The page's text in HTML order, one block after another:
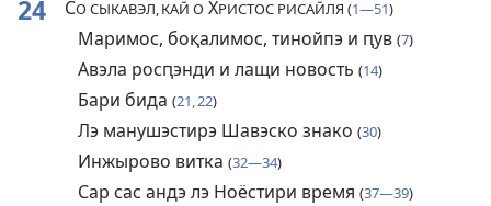
24 СО СЫКАВЭЛ, КАЙ О ХРИСТОС РИСАЙЛЯ (1—51)
Маримос, боқалимос, тинойпэ и ԥув (7)
Авэла росԥэнди и лащи новость (14)
Бари бида (21, 22)
Лэ манушэстирэ Шавэско знако (30)
Инжырово витка (32—34)
Сар сас андэ лэ Ноёстири время (37—39)